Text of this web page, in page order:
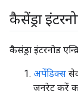
कैसेंड्रा
कैसंड्रा इंटरनोड
अपेंडिक्स
जनरेट करें